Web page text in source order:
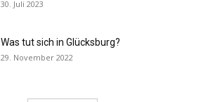
30. Juli 2023
Was tut sich in Glücksburg?
29. November 2022